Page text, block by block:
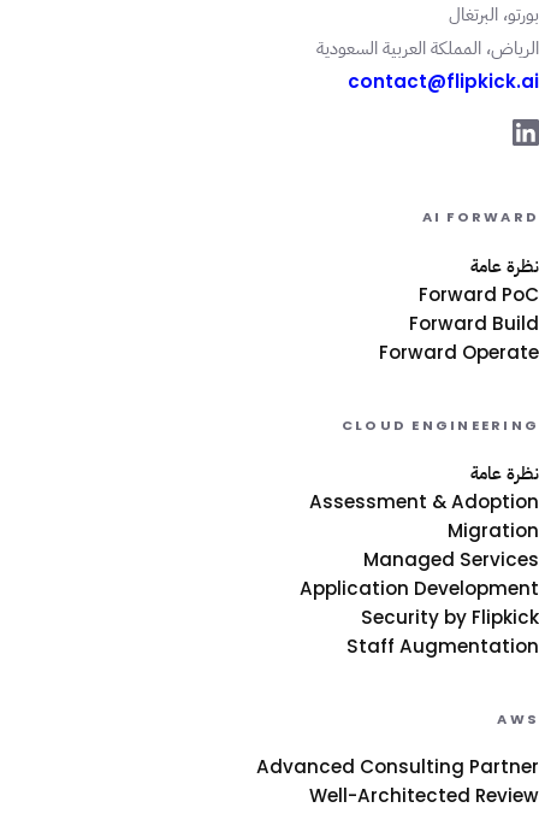
بورتو، البرتغال
الرياض، المملكة العربية السعودية
contact@flipkick.ai
AI FORWARD
نظرة عامة
Forward PoC
Forward Build
Forward Operate
CLOUD ENGINEERING
نظرة عامة
Assessment & Adoption
Migration
Managed Services
Application Development
Security by Flipkick
Staff Augmentation
AWS
Advanced Consulting Partner
Well-Architected Review